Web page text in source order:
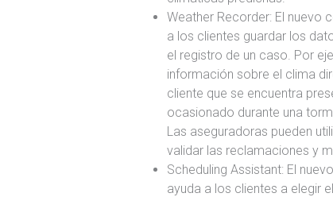
Weather Recorder: El nuevo
a los clientes guardar los
el registro de un caso. Por
información sobre el clima
cliente que se encuentra
ocasionado durante una
Las aseguradoras pueden
validar las reclamaciones y
Scheduling Assistant: El
ayuda a los clientes a elegir